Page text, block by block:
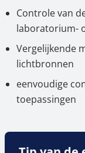
Controle van
laboratorium-
Vergelijkende
lichtbronnen
eenvoudige
toepassingen